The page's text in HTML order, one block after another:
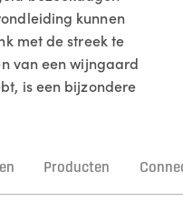
kunnen
met de streek te
van een wijngaard
is een bijzondere
Producten